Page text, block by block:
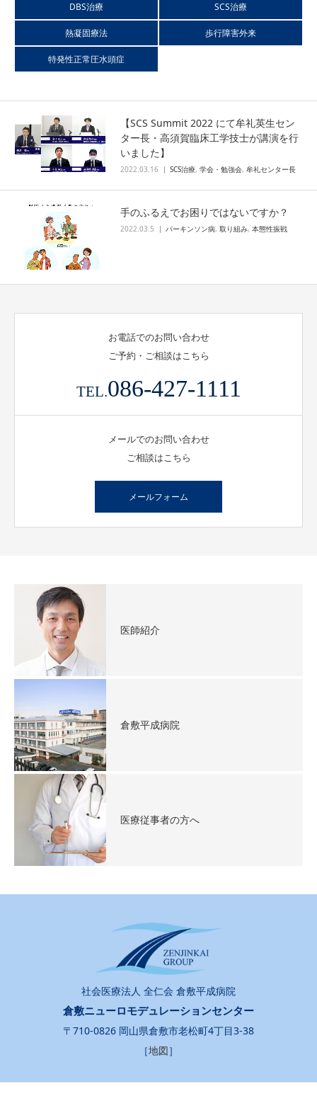
DBS治療 SCS治療
熱凝固療法 歩行障害外来
特発性正常圧水頭症
【SCS Summit 2022 にて牟礼英生セン
ター長・高須賀臨床工学技士が講演を行
いました】
2022.03.16 SCS治療, 学会・勉強会, 牟礼センター長
手のふるえでお困りではないですか？
2022.03.5 パーキンソン病, 取り組み, 本態性振戦
お電話でのお問い合わせ
ご予約・ご相談はこちら
TEL.086-427-1111
メールでのお問い合わせ
ご相談はこちら
メールフォーム
医師紹介
倉敷平成病院
医療従事者の方へ
社会医療法人 全仁会 倉敷平成病院
倉敷ニューロモデュレーションセンター
〒710-0826 岡山県倉敷市老松町4丁目3-38
［地図］
医師紹介
チーム医療
チーム医療とは
スタッフ紹介
センターについて
ニューロモデュレーションとは
主な実績・症例数
交通アクセス
お問合せ